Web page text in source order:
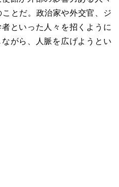
とだ。政治家や外交官、ジ
といった人々を招くように
がら、人脈を広げようとい